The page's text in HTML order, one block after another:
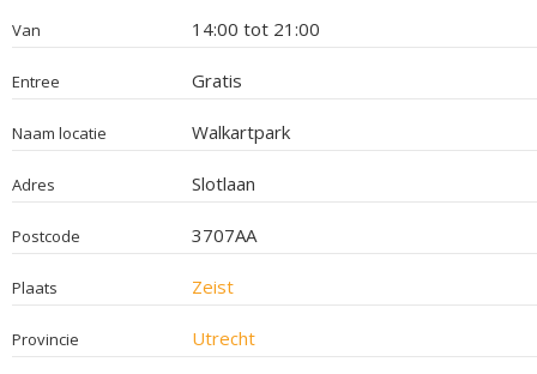
Van 14:00 tot 21:00
Entree Gratis
Naam locatie Walkartpark
Adres Slotlaan
Postcode 3707AA
Plaats Zeist
Provincie Utrecht